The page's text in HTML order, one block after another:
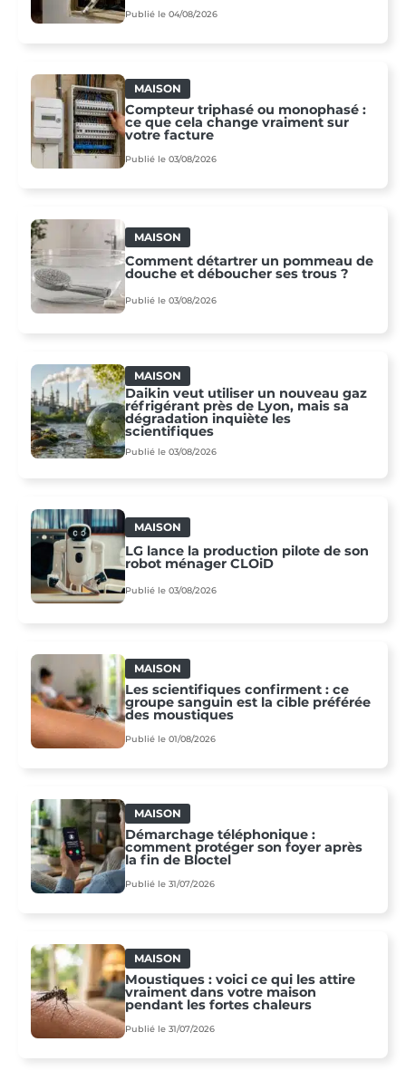
Publié le 04/08/2026
MAISON
Compteur triphasé ou monophasé :
ce que cela change vraiment sur
votre facture
Publié le 03/08/2026
MAISON
Comment détartrer un pommeau de
douche et déboucher ses trous ?
Publié le 03/08/2026
MAISON
Daikin veut utiliser un nouveau gaz
réfrigérant près de Lyon, mais sa
dégradation inquiète les
scientifiques
Publié le 03/08/2026
MAISON
LG lance la production pilote de son
robot ménager CLOiD
Publié le 03/08/2026
MAISON
Les scientifiques confirment : ce
groupe sanguin est la cible préférée
des moustiques
Publié le 01/08/2026
MAISON
Démarchage téléphonique :
comment protéger son foyer après
la fin de Bloctel
Publié le 31/07/2026
MAISON
Moustiques : voici ce qui les attire
vraiment dans votre maison
pendant les fortes chaleurs
Publié le 31/07/2026